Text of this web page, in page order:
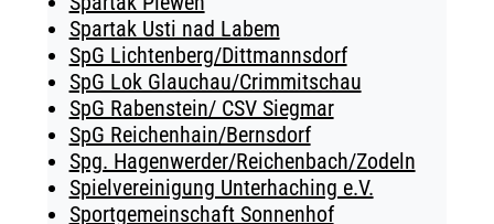
Spartak Usti nad Labem
SpG Lichtenberg/Dittmannsdorf
SpG Lok Glauchau/Crimmitschau
SpG Rabenstein/ CSV Siegmar
SpG Reichenhain/Bernsdorf
Spg. Hagenwerder/Reichenbach/Zodeln
Spielvereinigung Unterhaching e.V.
Sportgemeinschaft Sonnenhof